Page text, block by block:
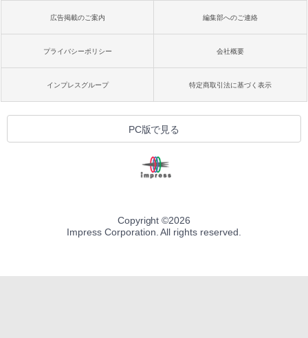
広告掲載のご案内 編集部へのご連絡
プライバシーポリシー 会社概要
インプレスグループ 特定商取引法に基づく表示
PC版で見る
Copyright ©2026
Impress Corporation. All rights reserved.